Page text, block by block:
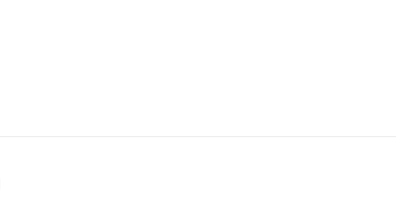
нагрузки на несущие конструкции.
фасад любого объекта. У нас можно купить
не боящаяся агрессивных факторов